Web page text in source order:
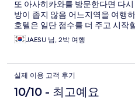
기
또 아사히카와를 방문한다면 다
방이 좁지 않음 어느지역을 여행
호텔은 일단 점수를 더 주고 시작
JAESU 님, 2박 여행
실제 이용 고객 후기
10/10 - 최고예요